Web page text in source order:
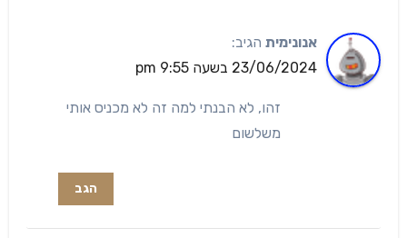
אנונימית הגיב:
23/06/2024 בשעה 9:55 pm
זהו, לא הבנתי למה זה לא מכניס אותי
משלשום
הגב